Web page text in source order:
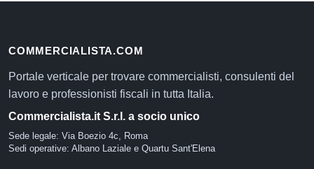
COMMERCIALISTA.COM
Portale verticale per trovare commercialisti, consulenti del
lavoro e professionisti fiscali in tutta Italia.
Commercialista.it S.r.l. a socio unico
Sede legale: Via Boezio 4c, Roma
Sedi operative: Albano Laziale e Quartu Sant'Elena